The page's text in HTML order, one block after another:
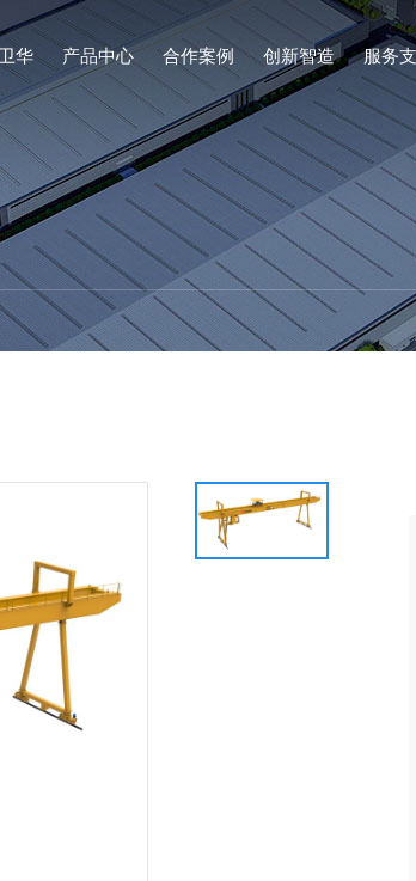
华
关于卫华
份有限公司始建于1988年，是以研制桥、门式起重机
机、散料输送设备等产品为主的大型装备制造
查看全部
产品中心
产品中心
门类齐全、品种丰富的起重产品系列，其中包含门式
列，并且多种产品产销量位居全国同行业前列。
查看全部
列
合作案例 创新智造
创新智造
产力，以创新为抓手，以研发为动能，通过产学研、
研发模式相结合进行智能装备、核心关键零部件、工
查看全部
智造卫华
服务
服务支持
重机设备的安装、调试、拆装、改造、维修、保养、
务工作，及时、认真、善始善终处理好有关质量
查看全部
安装服务
新闻资讯
，精益求精的精神，专注于创新和推动未来起重市场
息，助力起重行业蓬勃发展，卫华集团期待与您的
查看全部
联系我们
内心深处的需求，不断突破，交出令您惊喜和意外的
标，热忱欢迎洽谈合作，共创辉煌未来如果您有需要
查看全部
联系方式